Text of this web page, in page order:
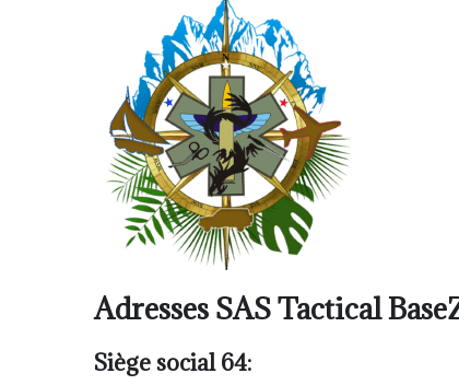
Adresses SAS Tactical
Siège social 64: